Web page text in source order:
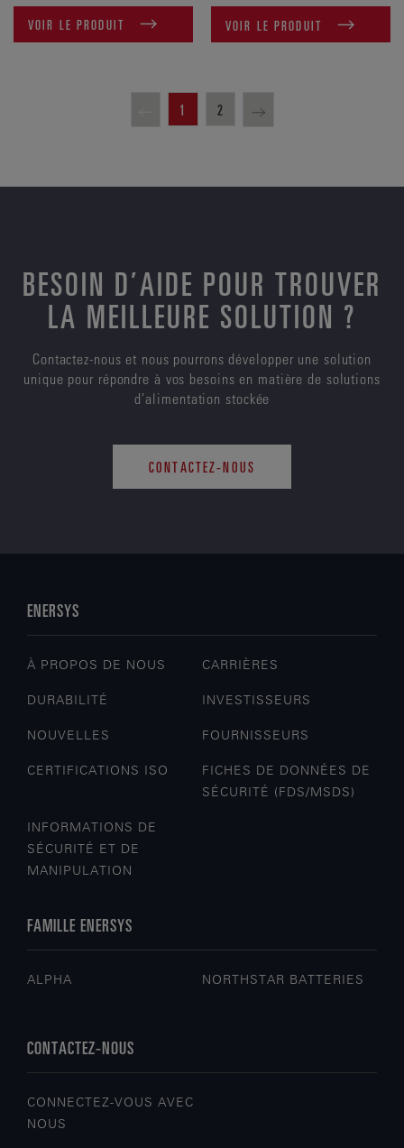
VOIR LE PRODUIT VOIR LE PRODUIT
1 2
BESOIN D’AIDE POUR TROUVER
LA MEILLEURE SOLUTION ?
Contactez-nous et nous pourrons développer une solution
unique pour répondre à vos besoins en matière de solutions
d’alimentation stockée
CONTACTEZ-NOUS
ENERSYS
À PROPOS DE NOUS CARRIÈRES
DURABILITÉ INVESTISSEURS
NOUVELLES FOURNISSEURS
CERTIFICATIONS ISO
FICHES DE DONNÉES DE
SÉCURITÉ (FDS/MSDS)
INFORMATIONS DE
SÉCURITÉ ET DE
MANIPULATION
FAMILLE ENERSYS
ALPHA NORTHSTAR BATTERIES
CONTACTEZ-NOUS
CONNECTEZ-VOUS AVEC
NOUS